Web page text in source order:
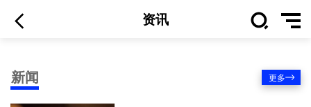
资讯
新闻 更多